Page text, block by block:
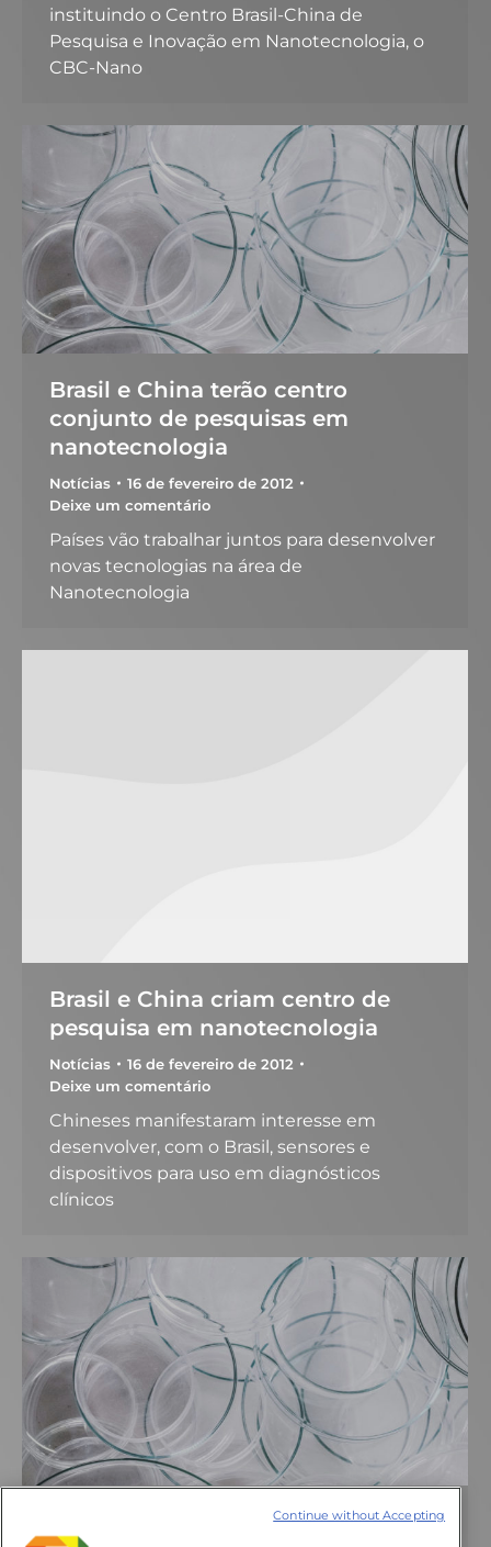
instituindo o Centro Brasil-China de
Pesquisa e Inovação em Nanotecnologia, o
CBC-Nano
Brasil e China terão centro
conjunto de pesquisas em
nanotecnologia
Notícias
16 de fevereiro de 2012
Deixe um comentário
Países vão trabalhar juntos para desenvolver
novas tecnologias na área de
Nanotecnologia
Brasil e China criam centro de
pesquisa em nanotecnologia
Notícias
16 de fevereiro de 2012
Deixe um comentário
Chineses manifestaram interesse em
desenvolver, com o Brasil, sensores e
dispositivos para uso em diagnósticos
clínicos
Criado centro de pesquisa em
Continue without Accepting